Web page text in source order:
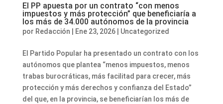
El PP apuesta por un contrato “con menos
impuestos y más protección” que beneficiaría a
los más de 34.000 autónomos de la provincia
por Redacción | Ene 23, 2026| Uncategorized
El Partido Popular ha presentado un contrato con los
autónomos que plantea “menos impuestos, menos
trabas burocráticas, más facilitad para crecer, más
protección y más derechos y confianza del Estado”
del que, en la provincia, se beneficiarían los más de